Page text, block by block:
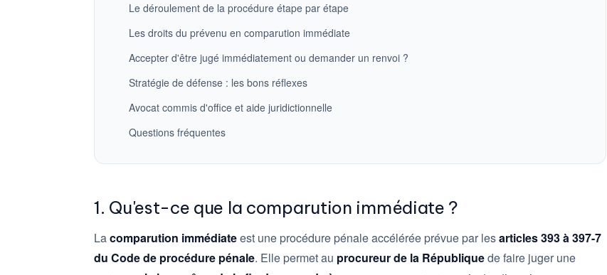
Le déroulement de la procédure étape par étape
Les droits du prévenu en comparution immédiate
Accepter d'être jugé immédiatement ou demander un renvoi ?
Stratégie de défense : les bons réflexes
Avocat commis d'office et aide juridictionnelle
Questions fréquentes
1. Qu'est-ce que la comparution immédiate ?
Lacomparution immédiateest une procédure pénale accélérée prévue par lesarticles 393 à 397-7
du Code de procédure pénale. Elle permet au procureur de la Républiquede faire juger une